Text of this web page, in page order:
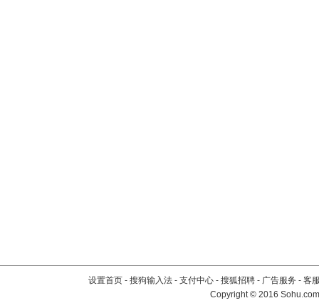
设置首页 - 搜狗输入法 - 支付中心 - 搜狐招聘 - 广告服务 - 客
Copyright©2016